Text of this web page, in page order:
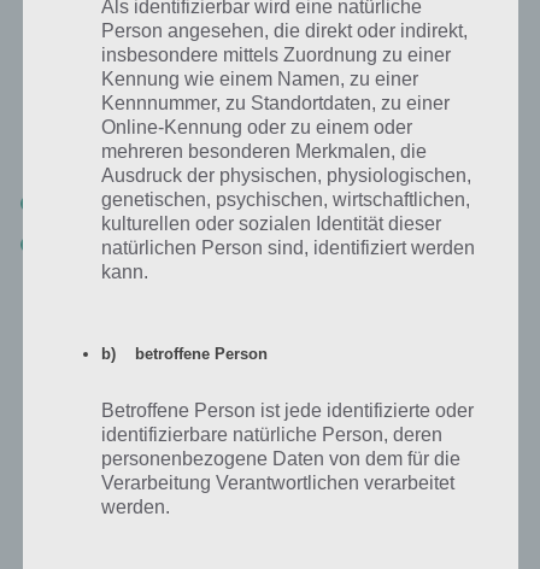
antippen, was dir Mützen in Akt 2 bringt
Eine zweite Aktivität, die ihr bei Freunden machen könnt, ist Tipp-Ball
zu spielen. Sucht euch hierbei Freunde heraus, die ihr bestenfalls
besiegen könnt. Habt ihr genügend Elixier über, könnt ihr diese
natürlich ebenfalls einsetzen.
Jetzt Nachbarn / Freunde für Simpsons Springfield finden
Unserer Facebook Gruppe zur App beitretenund zahlreiche
neue Nachbarn finden!
Weitere Tipps und Tricks
Hast du noch weitere Tipps und Tricks zum Simpsons Springfield
Tipp-Ball Event? Dann melde dich einfach in den Kommentaren.
Preise bei Akt 2 vom Simpsons
Als identifizierbar wird eine natürliche
Person angesehen, die direkt oder indirekt,
insbesondere mittels Zuordnung zu einer
Kennung wie einem Namen, zu einer
Kennnummer, zu Standortdaten, zu einer
Online-Kennung oder zu einem oder
mehreren besonderen Merkmalen, die
Ausdruck der physischen, physiologischen,
genetischen, psychischen, wirtschaftlichen,
kulturellen oder sozialen Identität dieser
natürlichen Person sind, identifiziert werden
kann.
b) betroffene Person
Betroffene Person ist jede identifizierte oder
identifizierbare natürliche Person, deren
personenbezogene Daten von dem für die
Verarbeitung Verantwortlichen verarbeitet
werden.